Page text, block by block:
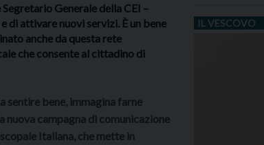
Generale della CEI –
di attivare nuovi servizi. È un bene
anche da questa rete
che consente al cittadino di
sentire bene, immagina farne
nuova campagna di comunicazione
Italiana, che mette in
IL VESCOVO